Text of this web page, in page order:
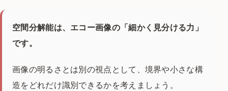
空間分解能は、エコー画像の「細かく見分ける力」
です。
画像の明るさとは別の視点として、境界や小さな構
造をどれだけ識別できるかを考えましょう。